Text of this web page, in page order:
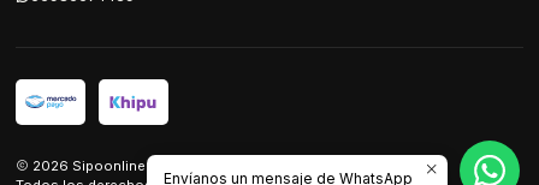
2026 Sipoonline.
Envíanos un mensaje de WhatsApp